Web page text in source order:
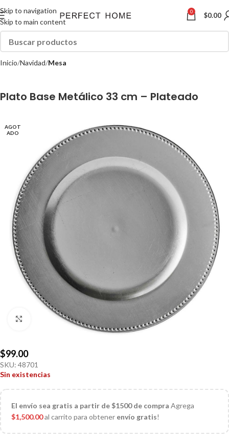
Skip to navigation
Skip to main content
0 $0.00
Inicio Navidad Mesa
Plato Base Metálico 33 cm – Plateado
AGOT
ADO
Click to enlarge
$99.00
SKU: 48701
Sin existencias
El envío sea gratis a partir de $1500 de compra Agrega
$1,500.00al carrito para obtener envío gratis!